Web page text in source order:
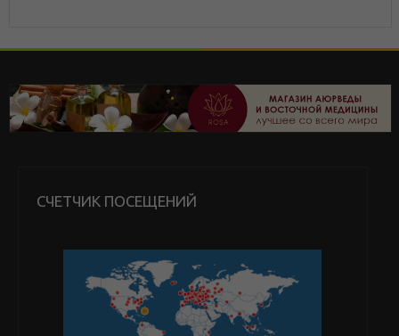
СЧЕТЧИК ПОСЕЩЕНИЙ